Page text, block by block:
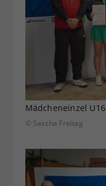
Mädcheneinzel U16
© Sascha Freitag